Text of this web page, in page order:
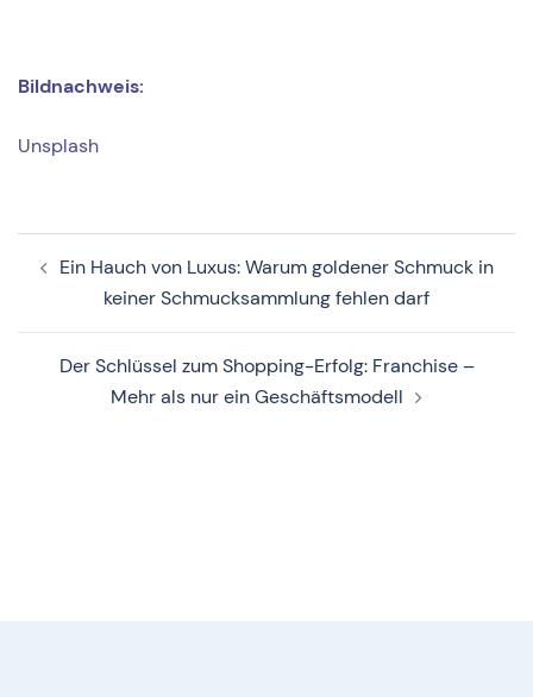
Bildnachweis:
Unsplash
Ein Hauch von Luxus: Warum goldener Schmuck in
keiner Schmucksammlung fehlen darf
Der Schlüssel zum Shopping-Erfolg: Franchise –
Mehr als nur ein Geschäftsmodell